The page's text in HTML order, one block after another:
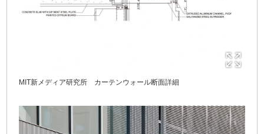
MIT新メディア研究所 カーテンウォール断面詳細